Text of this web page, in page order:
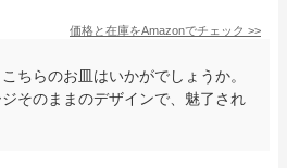
価格と在庫をAmazonでチェック >>
ちらのお皿はいかがでしょうか。
そのままのデザインで、魅了され